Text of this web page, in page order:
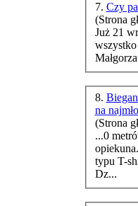
7. Czy
(Strona
Już 21
8.
na
(Strona
...0
typu T-
Dz...